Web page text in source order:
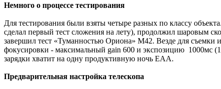
Немного о процессе тестирования
Для тестирования были взяты четыре разных по классу
сделал первый тест сложения на лету), продолжил шаровым
завершил тест «Туманностью Ориона» М42. Везде для съемки
фокусировки - максимальный gain 600 и экспозицию 1000мс
зарядки хватит на одну продуктивную ночь EAA.
Предварительная настройка телескопа